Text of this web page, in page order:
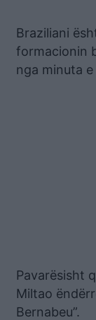
Braziliani
formacionin
nga minuta
Pavarësisht
Miltao
Bernabeu”.